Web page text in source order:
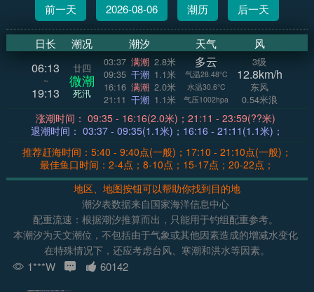
前一天 2026-08-06 潮历 后一天
日长 潮况 潮汐 天气 风
06:13
~
19:13
廿四
微潮
死汛
03:37 满潮 2.8米
09:35 干潮 1.1米
16:16 满潮 2.0米
21:11 干潮 1.1米
多云
气温28.48°C
水温30.6°C
气压1002hpa
3级
12.8km/h
东风
0.54米浪
涨潮时间： 09:35 - 16:16(2.0米)；21:11 - 23:59(??米)
退潮时间： 03:37 - 09:35(1.1米)；16:16 - 21:11(1.1米)；
推荐赶海时间：5:40 - 9:40点(一般)；17:10 - 21:10点(一般)；
最佳鱼口时间：2-4点；8-10点；15-17点；20-22点；
地区、地图按钮可以帮助你找到目的地
潮汐表数据来自国家海洋信息中心
配重流速：根据潮汐推算而出，只能用于钓组配重参考。
本潮汐为天文潮位，不包括由于气象或其他因素造成的增减水变化
在特殊情况下，还应考虑台风、寒潮和洪水等因素。
1***W 60142